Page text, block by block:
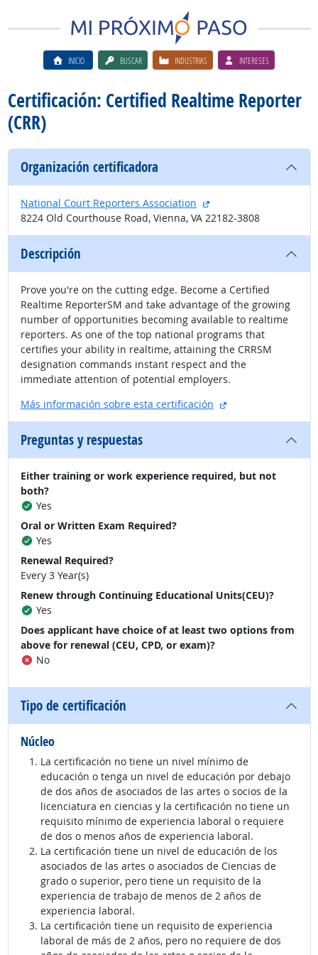
INICIO BUSCAR INDUSTRIAS INTERESES
Certificación: Certified Realtime Reporter
(CRR)
Organización certificadora
National Court Reporters Association
sitio externo
8224 Old Courthouse Road, Vienna, VA 22182-3808
Descripción
Prove you're on the cutting edge. Become a Certified
Realtime ReporterSM and take advantage of the growing
number of opportunities becoming available to realtime
reporters. As one of the top national programs that
certifies your ability in realtime, attaining the CRRSM
designation commands instant respect and the
immediate attention of potential employers.
Más información sobre esta certificación
sitio externo
Preguntas y respuestas
Either training or work experience required, but not
both?
Yes
Oral or Written Exam Required?
Yes
Renewal Required?
Every 3 Year(s)
Renew through Continuing Educational Units(CEU)?
Yes
Does applicant have choice of at least two options from
above for renewal (CEU, CPD, or exam)?
No
Tipo de certificación
Núcleo
La certificación no tiene un nivel mínimo de
educación o tenga un nivel de educación por debajo
de dos años de asociados de las artes o socios de la
licenciatura en ciencias y la certificación no tiene un
requisito mínimo de experiencia laboral o requiere
de dos o menos años de experiencia laboral.
La certificación tiene un nivel de educación de los
asociados de las artes o asociados de Ciencias de
grado o superior, pero tiene un requisito de la
experiencia de trabajo de menos de 2 años de
experiencia laboral.
La certificación tiene un requisito de experiencia
laboral de más de 2 años, pero no requiere de dos